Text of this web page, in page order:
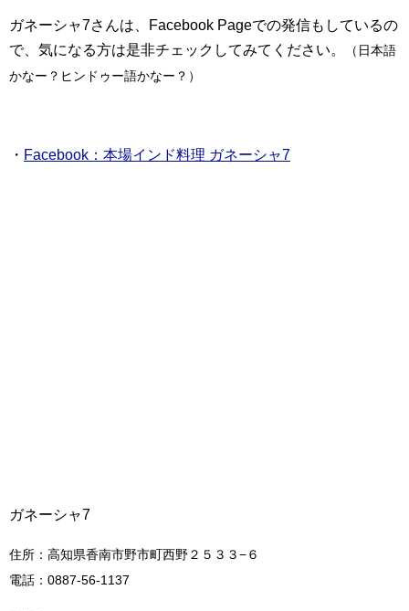
ガネーシャ7さんは、Facebook Pageでの発信もしているの
で、気になる方は是非チェックしてみてください。
（日本語
かなー？ヒンドゥー語かなー？）
・ Facebook：本場インド料理 ガネーシャ7
ガネーシャ7
住所：高知県香南市野市町西野２５３３−６
電話：0887-56-1137